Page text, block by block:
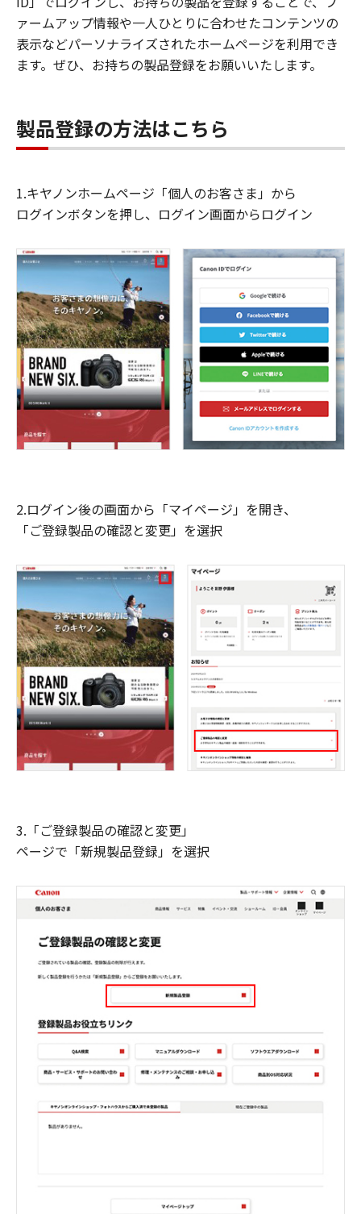
ァームアップ情報や一人ひとりに合わせたコンテンツの
表示などパーソナライズされたホームページを利用でき
ます。ぜひ、お持ちの製品登録をお願いいたします。
製品登録の方法はこちら
1.キヤノンホームページ「個人のお客さま」から
ログインボタンを押し、ログイン画面からログイン
2.ログイン後の画面から「マイページ」を開き、
「ご登録製品の確認と変更」を選択
3.「ご登録製品の確認と変更」
ページで「新規製品登録」を選択